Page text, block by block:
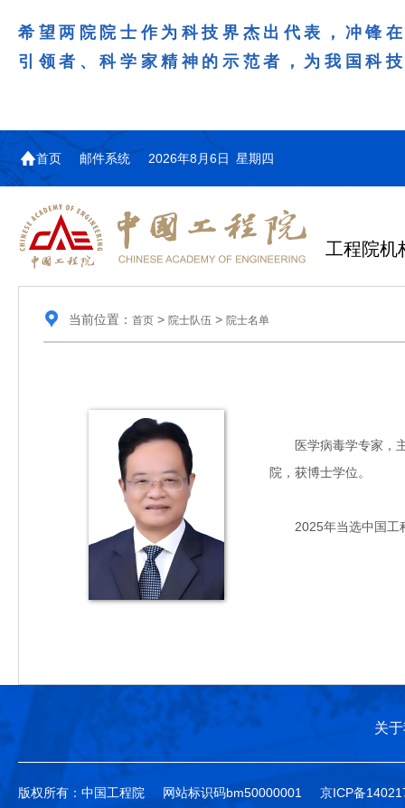
希望两院院士作为科技界杰出代表，冲锋
引领者、科学家精神的示范者，为我国科
首页 邮件系统 2026年8月6日 星期四
工程院机
当前位置： 首页> 院士队伍 > 院士名单
医学病毒学专家，主
院，获博士学位。
2025年当选中国工
关
版权所有：中国工程院 网站标识码bm50000001
京ICP备